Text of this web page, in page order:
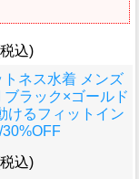
込)
ネス水着 メンズ
ラック×ゴールド
けるフィットイン
込)